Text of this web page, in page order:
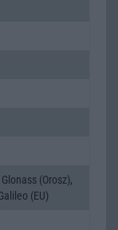
(Orosz),
(EU)